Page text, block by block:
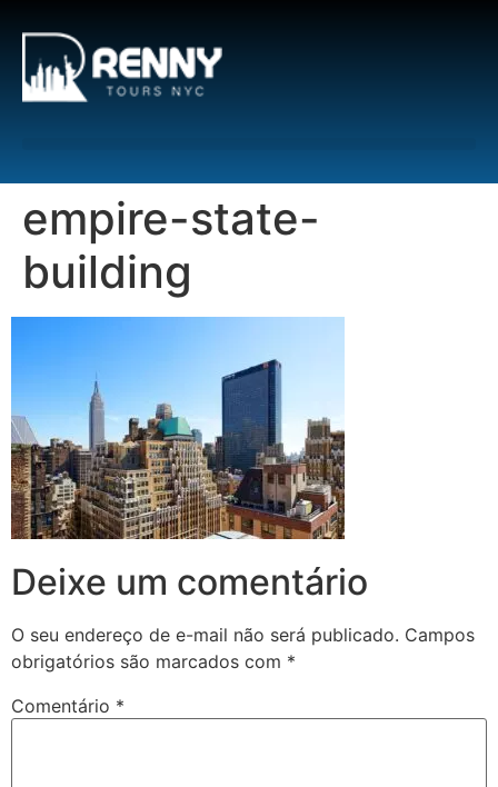
empire-state-
building
Deixe um comentário
O seu endereço de e-mail não será publicado. Campos
obrigatórios são marcados com *
Comentário *